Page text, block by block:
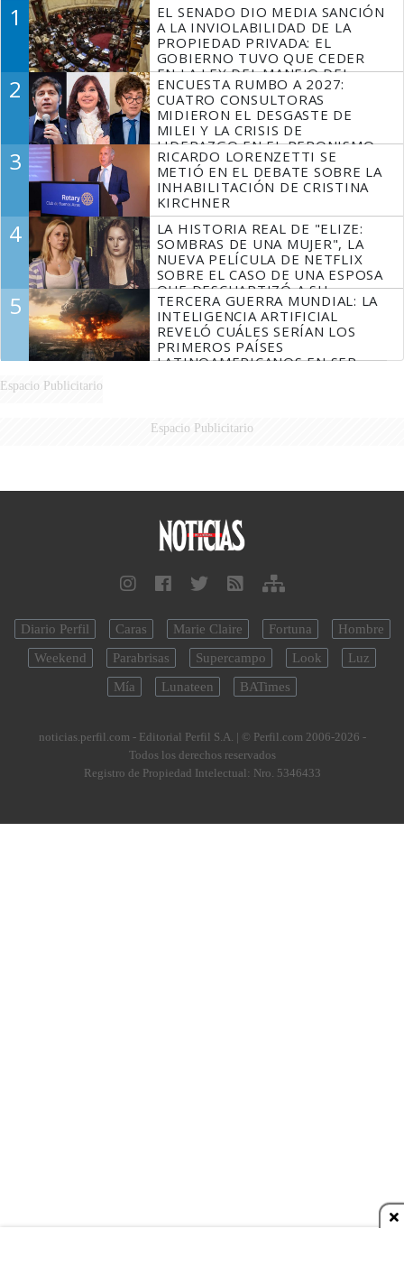
1
EL SENADO DIO MEDIA SANCIÓN
A LA INVIOLABILIDAD DE LA
PROPIEDAD PRIVADA: EL
GOBIERNO TUVO QUE CEDER
EN LA LEY DEL MANEJO DEL
FUEGO
2
ENCUESTA RUMBO A 2027:
CUATRO CONSULTORAS
MIDIERON EL DESGASTE DE
MILEI Y LA CRISIS DE
LIDERAZGO EN EL PERONISMO
3
RICARDO LORENZETTI SE
METIÓ EN EL DEBATE SOBRE LA
INHABILITACIÓN DE CRISTINA
KIRCHNER
4
LA HISTORIA REAL DE "ELIZE:
SOMBRAS DE UNA MUJER", LA
NUEVA PELÍCULA DE NETFLIX
SOBRE EL CASO DE UNA ESPOSA
QUE DESCUARTIZÓ A SU
MARIDO
5
TERCERA GUERRA MUNDIAL: LA
INTELIGENCIA ARTIFICIAL
REVELÓ CUÁLES SERÍAN LOS
PRIMEROS PAÍSES
LATINOAMERICANOS EN SER
Espacio Publicitario
Espacio Publicitario
Diario Perfil Caras Marie Claire Fortuna
Hombre
Weekend
Parabrisas Supercampo Look
Luz
Mía
Lunateen BATimes
noticias.perfil.com - Editorial Perfil S.A. | © Perfil.com 2006-2026 -
Todos los derechos reservados
Registro de Propiedad Intelectual: Nro. 5346433